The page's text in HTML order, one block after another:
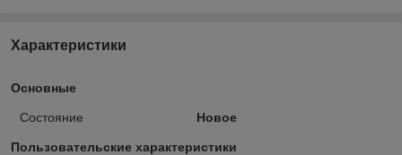
Характеристики
Основные
Состояние Новое
Пользовательские характеристики